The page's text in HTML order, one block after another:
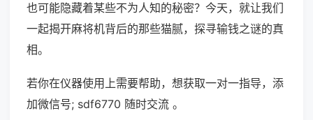
也可能隐藏着某些不为人知的秘密？今天，就让我们
一起揭开麻将机背后的那些猫腻，探寻输钱之谜的真
相。
若你在仪器使用上需要帮助，想获取一对一指导，添
加微信号; sdf6770 随时交流 。